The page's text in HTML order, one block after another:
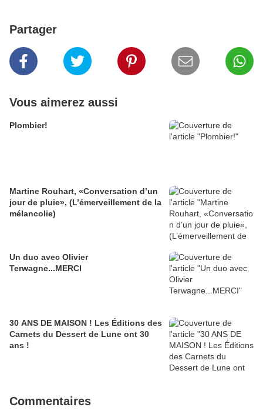
Partager
Vous aimerez aussi
Plombier!
Martine Rouhart, «Conversation d’un
jour de pluie», (L’émerveillement de la
mélancolie)
Un duo avec Olivier
Terwagne...MERCI
30 ANS DE MAISON ! Les Éditions des
Carnets du Dessert de Lune ont 30
ans !
Commentaires